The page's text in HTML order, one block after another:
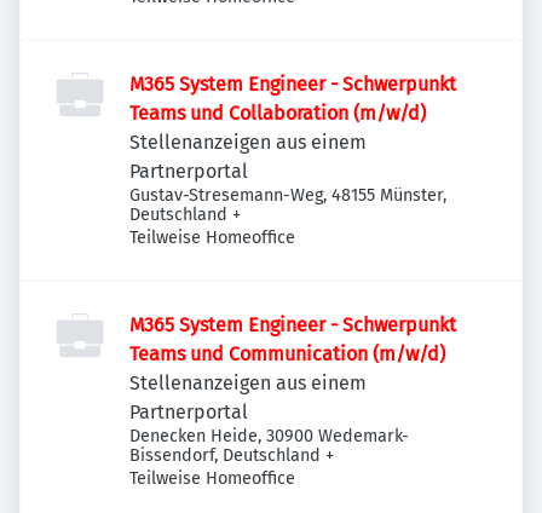
M365 System Engineer - Schwerpunkt
Teams und Collaboration (m/w/d)
Stellenanzeigen aus einem
Partnerportal
Gustav-Stresemann-Weg, 48155 Münster,
Deutschland +
Teilweise Homeoffice
M365 System Engineer - Schwerpunkt
Teams und Communication (m/w/d)
Stellenanzeigen aus einem
Partnerportal
Denecken Heide, 30900 Wedemark-
Bissendorf, Deutschland +
Teilweise Homeoffice